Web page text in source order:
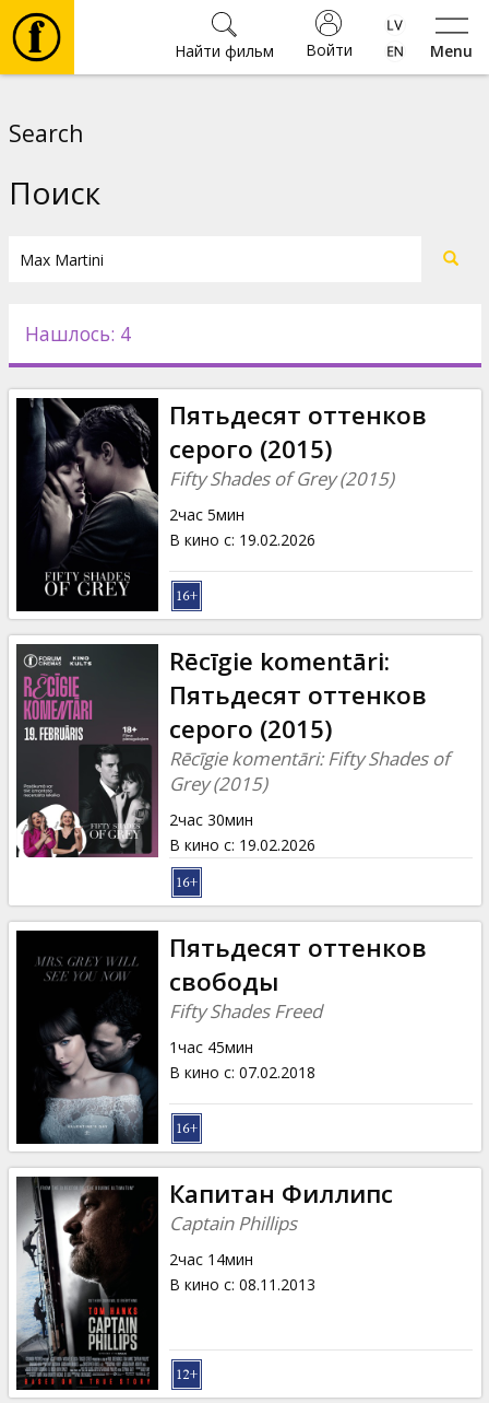
Menu
Войти
Найти фильм
Новости
Подарки
Кинозакуски
B2B
Клуб
Search
Поиск
Нашлось: 4
Пятьдесят оттенков
серого (2015)
Fifty Shades of Grey (2015)
2час 5мин
В кино с: 19.02.2026
Rēcīgie komentāri:
Пятьдесят оттенков
серого (2015)
Rēcīgie komentāri: Fifty Shades of
Grey (2015)
2час 30мин
В кино с: 19.02.2026
Пятьдесят оттенков
свободы
Fifty Shades Freed
1час 45мин
В кино с: 07.02.2018
Капитан Филлипс
Captain Phillips
2час 14мин
В кино с: 08.11.2013